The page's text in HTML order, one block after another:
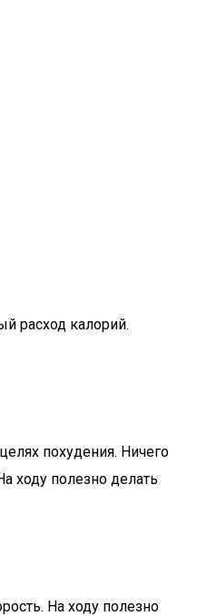
расход калорий.
похудения. Ничего
ходу полезно делать
На ходу полезно